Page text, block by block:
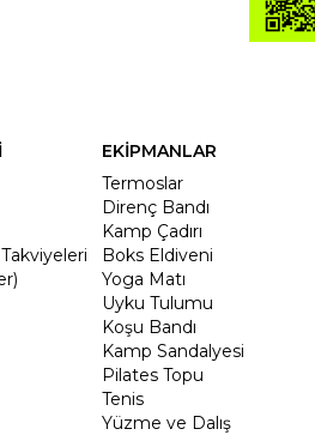
EKİPMANLAR
Termoslar
Direnç Bandı
Kamp Çadırı
Boks Eldiveni
Yoga Matı
Uyku Tulumu
Koşu Bandı
Kamp Sandalyesi
Pilates Topu
Tenis
Yüzme ve Dalış